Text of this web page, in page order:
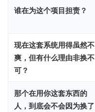
谁在为这个项目担责？
现在这套系统用得虽然不
爽，但有什么理由非换不
可？
那个在用你这套东西的
人，到底会不会因为换了